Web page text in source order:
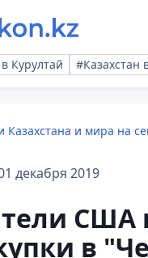
Курултай #Казахстан
Казахстана и мира на
декабря 2019
США
в